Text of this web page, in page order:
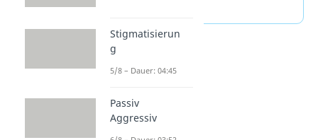
Stigmatisierun
g
5/8 – Dauer: 04:45
Passiv
Aggressiv